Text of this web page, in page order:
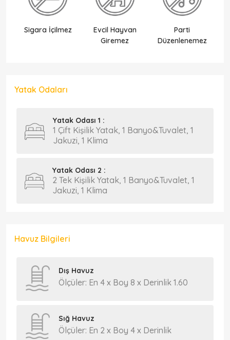
Sigara İçilmez
Evcil Hayvan
Giremez
Parti
Düzenlenemez
Yatak Odaları
Yatak Odası 1 :
1 Çift Kişilik Yatak, 1 Banyo&Tuvalet, 1
Jakuzi, 1 Klima
Yatak Odası 2 :
2 Tek Kişilik Yatak, 1 Banyo&Tuvalet, 1
Jakuzi, 1 Klima
Havuz Bilgileri
Dış Havuz
Ölçüler: En 4 x Boy 8 x Derinlik 1.60
Sığ Havuz
Ölçüler: En 2 x Boy 4 x Derinlik